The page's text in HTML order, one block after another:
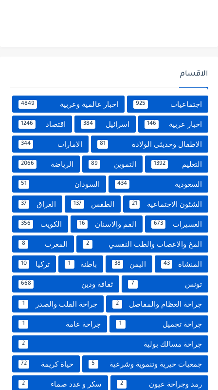
الاقسام
اجتماعيات 925 اخبار عالمية وعربية 4849
اخبار عربية 146 اسرائيل 384 اقتصاد 1246
الاطفال وحديثى الولادة 81 الامارات 344
التعليم 1392 التموين 89 الرياضة 2066
السعودية 434 السودان 51
الشئون الاجتماعية 21 الطقس 137 العراق 37
العسيرات 673 الفم والاسنان 16 الكويت 356
المخ والاعصاب والطب النفسي 2 المغرب 8
المنشاة 43 اليمن 38 باطنة 1 تركيا 10
تونس 7 ثقافة ودين 668
جراحة العظام والمفاصل 2 جراحة القلب والصدر 1
جراحة تجميل 1 جراحة عامة 1
جراحة مسالك بولية 2
جمعيات خيرية وتنموية وشرعية 5 حياة كريمة 72
رمد وجراحة عيون 2 سكر و غدد صماء 2